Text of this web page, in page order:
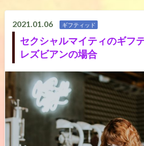
2021.01.06 ギフティッド
セクシャルマイティのギフ
レズビアンの場合